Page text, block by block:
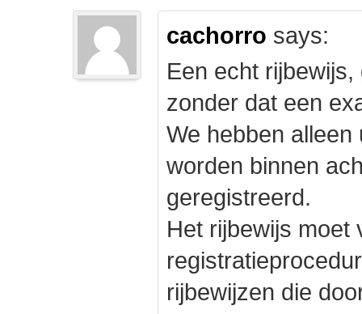
cachorro says:
Een echt
zonder dat een
We hebben
worden binnen
geregistreerd.
Het rijbewijs moet
rijbewijzen die